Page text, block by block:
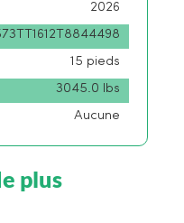
2026
15 pieds
3045.0 lbs
Aucune
plus